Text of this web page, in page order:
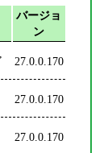
バージョ
ン
27.0.0.170
27.0.0.170
27.0.0.170